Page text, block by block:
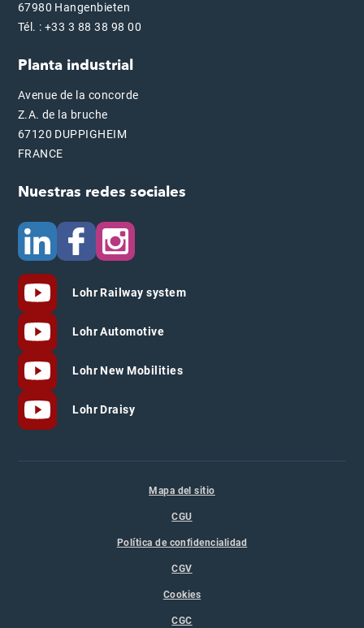
67980 Hangenbieten
Tél. : +33 3 88 38 98 00
Planta industrial
Avenue de la concorde
Z.A. de la bruche
67120 DUPPIGHEIM
FRANCE
Nuestras redes sociales
Lohr Railway system
Lohr Automotive
Lohr New Mobilities
Lohr Draisy
Mapa del sitio
CGU
Política de confidencialidad
CGV
Cookies
CGC